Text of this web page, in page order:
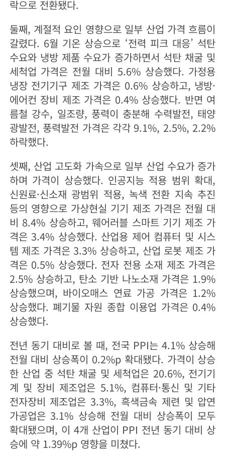
락으로 전환됐다.
둘째, 계절적 요인 영향으로 일부 산업 가격 흐름이
갈렸다. 6월 기온 상승으로 ‘전력 피크 대응’ 석탄
수요와 냉방 제품 수요가 증가하면서 석탄 채굴 및
세척업 가격은 전월 대비 5.6% 상승했다. 가정용
냉장 전기기구 제조 가격은 0.6% 상승하고, 냉방·
에어컨 장비 제조 가격은 0.4% 상승했다. 반면 여
름철 강수, 일조량, 풍력이 충분해 수력발전, 태양
광발전, 풍력발전 가격은 각각 9.1%, 2.5%, 2.2%
하락했다.
셋째, 산업 고도화 가속으로 일부 산업 수요가 증가
하며 가격이 상승했다. 인공지능 적용 범위 확대,
신원료·신소재 광범위 적용, 녹색 전환 지속 추진
등의 영향으로 가상현실 기기 제조 가격은 전월 대
비 8.4% 상승하고, 웨어러블 스마트 기기 제조 가
격은 3.4% 상승했다. 산업용 제어 컴퓨터 및 시스
템 제조 가격은 3.3% 상승하고, 산업 로봇 제조 가
격은 0.5% 상승했다. 전자 전용 소재 제조 가격은
2.5% 상승하고, 탄소 기반 나노소재 가격은 1.9%
상승했으며, 바이오매스 연료 가공 가격은 1.2%
상승했다. 폐기물 자원 종합 이용업 가격은 0.4%
상승했다.
전년 동기 대비로 볼 때, 전국 PPI는 4.1% 상승해
전월 대비 상승폭이 0.2%p 확대됐다. 가격이 상승
한 산업 중 석탄 채굴 및 세척업은 20.6%, 전기기
계 및 장비 제조업은 5.1%, 컴퓨터·통신 및 기타
전자장비 제조업은 3.3%, 흑색금속 제련 및 압연
가공업은 3.1% 상승해 전월 대비 상승폭이 모두
확대됐으며, 이 4개 산업이 PPI 전년 동기 대비 상
승에 약 1.39%p 영향을 미쳤다.